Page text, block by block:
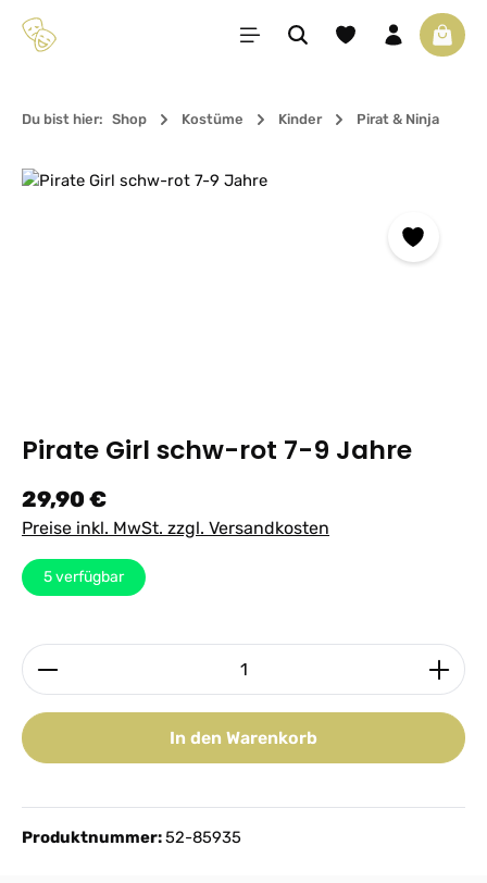
Zum Hauptinhalt springen Du hast 0 Produkte
Du bist hier: Shop Kostüme Kinder Pirat & Ninja
Bildergalerie überspringen
Pirate Girl schw-rot 7-9 Jahre
Regulärer Preis:
29,90 €
Preise inkl. MwSt. zzgl. Versandkosten
5verfügbar
Produkt Anzahl: Gib den gewünschten Wert ein
In den Warenkorb
Produktnummer:52-85935